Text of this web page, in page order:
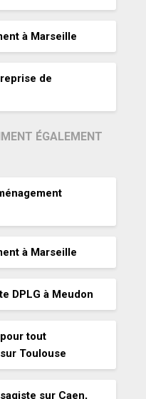
à Marseille
de
ÉGALEMENT
à Marseille
DPLG à Meudon
tout
Toulouse
sur Caen,